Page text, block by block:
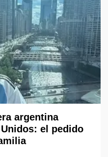
argentina
el pedido